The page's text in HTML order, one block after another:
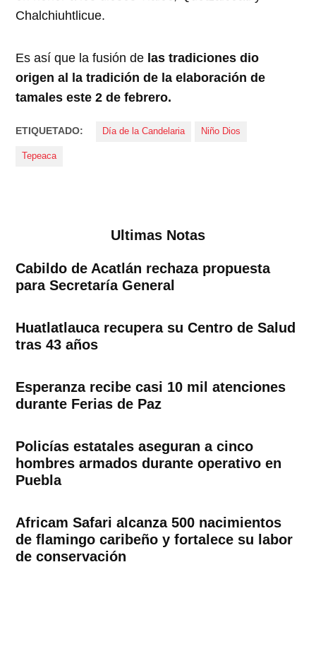
Chalchiuhtlicue.
Es así que la fusión de las tradiciones dio
origen al la tradición de la elaboración de
tamales este 2 de febrero.
ETIQUETADO: Día de la Candelaria Niño Dios
Tepeaca
Ultimas Notas
Cabildo de Acatlán rechaza propuesta
para Secretaría General
Huatlatlauca recupera su Centro de Salud
tras 43 años
Esperanza recibe casi 10 mil atenciones
durante Ferias de Paz
Policías estatales aseguran a cinco
hombres armados durante operativo en
Puebla
Africam Safari alcanza 500 nacimientos
de flamingo caribeño y fortalece su labor
de conservación